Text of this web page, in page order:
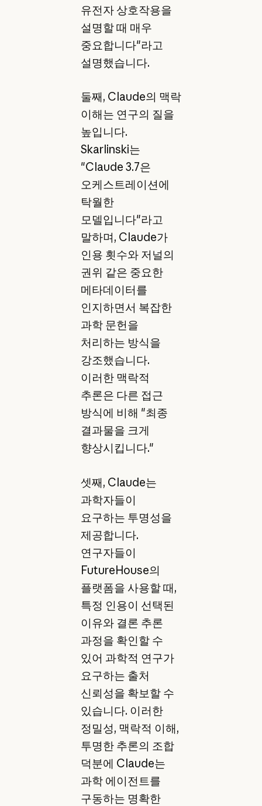
유전자 상호작용을
설명할 때 매우
중요합니다"라고
설명했습니다.
둘째, Claude의 맥락
이해는 연구의 질을
높입니다.
Skarlinski는
"Claude 3.7은
오케스트레이션에
탁월한
모델입니다"라고
말하며, Claude가
인용 횟수와 저널의
권위 같은 중요한
메타데이터를
인지하면서 복잡한
과학 문헌을
처리하는 방식을
강조했습니다.
이러한 맥락적
추론은 다른 접근
방식에 비해 "최종
결과물을 크게
향상시킵니다."
셋째, Claude는
과학자들이
요구하는 투명성을
제공합니다.
연구자들이
FutureHouse의
플랫폼을 사용할 때,
특정 인용이 선택된
이유와 결론 추론
과정을 확인할 수
있어 과학적 연구가
요구하는 출처
신뢰성을 확보할 수
있습니다. 이러한
정밀성, 맥락적 이해,
투명한 추론의 조합
덕분에 Claude는
과학 에이전트를
구동하는 명확한